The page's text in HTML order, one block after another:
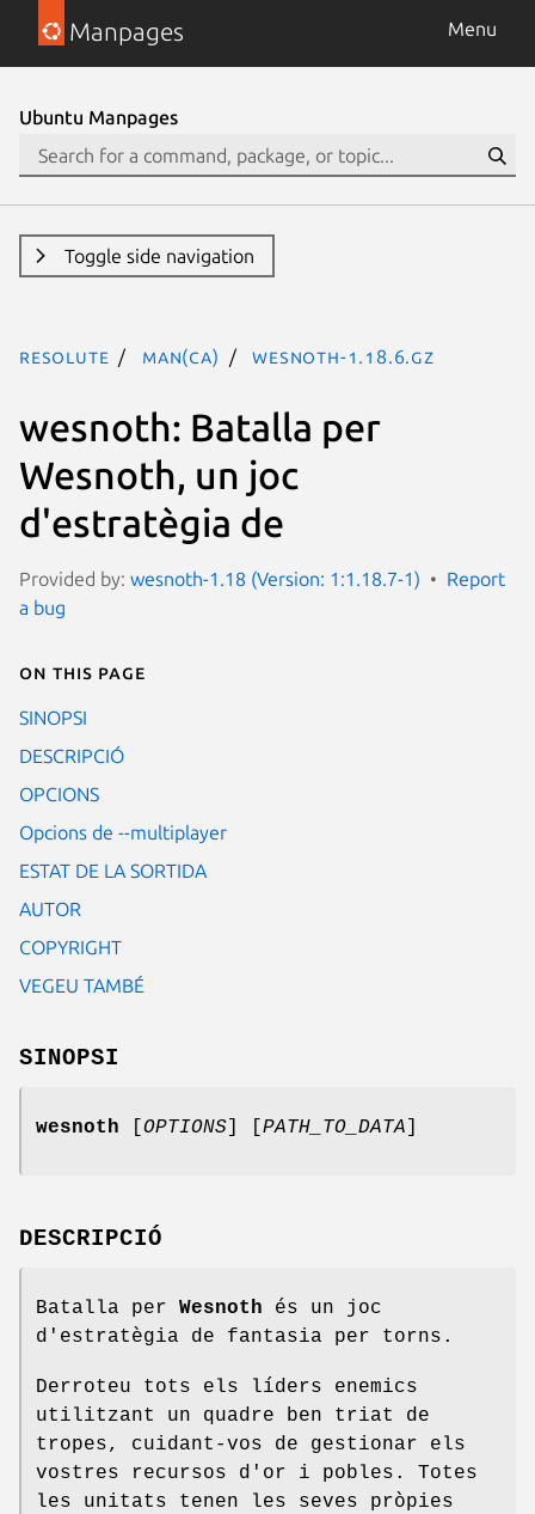
Manpages Menu
Ubuntu Manpages
Toggle side navigation
resolute man(ca) wesnoth-1.18.6.gz
wesnoth: Batalla per
Wesnoth, un joc
d'estratègia de
Provided by: wesnoth-1.18 (Version: 1:1.18.7-1)
Report
a bug
On this page
SINOPSI
DESCRIPCIÓ
OPCIONS
Opcions de --multiplayer
ESTAT DE LA SORTIDA
AUTOR
COPYRIGHT
VEGEU TAMBÉ
SINOPSI
wesnoth OPTIONS PATH_TO_DATA
DESCRIPCIÓ
Batalla per Wesnoth és un joc
d'estratègia de fantasia per torns.
Derroteu tots els líders enemics
utilitzant un quadre ben triat de
tropes, cuidant-vos de gestionar els
vostres recursos d'or i pobles. Totes
les unitats tenen les seves pròpies